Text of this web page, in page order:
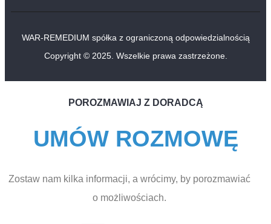
WAR-REMEDIUM spółka z ograniczoną odpowiedzialnością
Copyright © 2025. Wszelkie prawa zastrzeżone.
POROZMAWIAJ Z DORADCĄ
UMÓW ROZMOWĘ
Zostaw nam kilka informacji, a wrócimy, by porozmawiać
o możliwościach.